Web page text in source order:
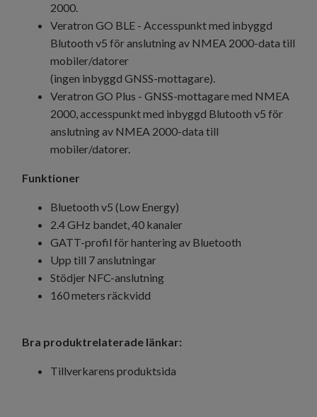
2000.
Veratron GO BLE - Accesspunkt med inbyggd
Blutooth v5 för anslutning av NMEA 2000-data till
mobiler/datorer
(ingen inbyggd GNSS-mottagare).
Veratron GO Plus - GNSS-mottagare med NMEA
2000, accesspunkt med inbyggd Blutooth v5 för
anslutning av NMEA 2000-data till
mobiler/datorer.
Funktioner
Bluetooth v5 (Low Energy)
2.4 GHz bandet, 40 kanaler
GATT-profil för hantering av Bluetooth
Upp till 7 anslutningar
Stödjer NFC-anslutning
160 meters räckvidd
Bra produktrelaterade länkar:
Tillverkarens produktsida